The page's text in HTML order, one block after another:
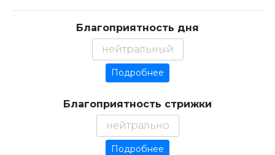
Благоприятность дня
нейтральный
Подробнее
Благоприятность стрижки
нейтрально
Подробнее